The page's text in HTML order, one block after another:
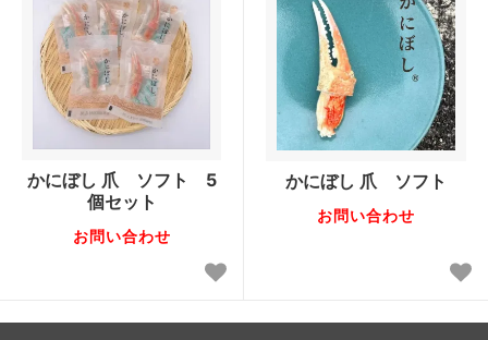
かにぼし 爪 ソフト 5
個セット
お問い合わせ
かにぼし 爪 ソフト
お問い合わせ